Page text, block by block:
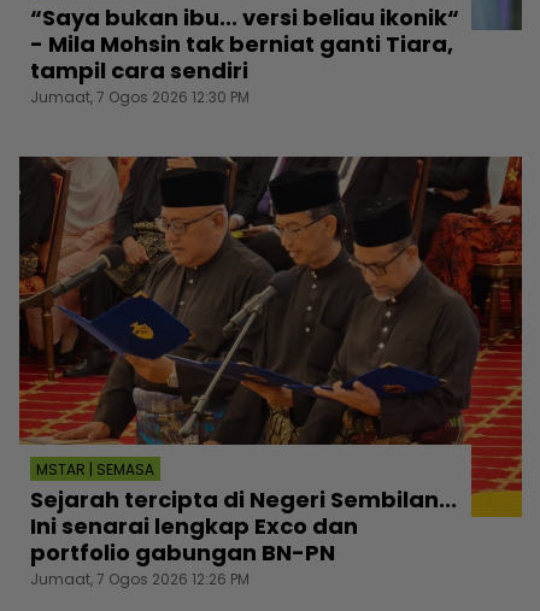
“Saya bukan ibu... versi beliau ikonik“
- Mila Mohsin tak berniat ganti Tiara,
tampil cara sendiri
Jumaat, 7 Ogos 2026 12:30 PM
MSTAR | SEMASA
Sejarah tercipta di Negeri Sembilan...
Ini senarai lengkap Exco dan
portfolio gabungan BN-PN
Jumaat, 7 Ogos 2026 12:26 PM